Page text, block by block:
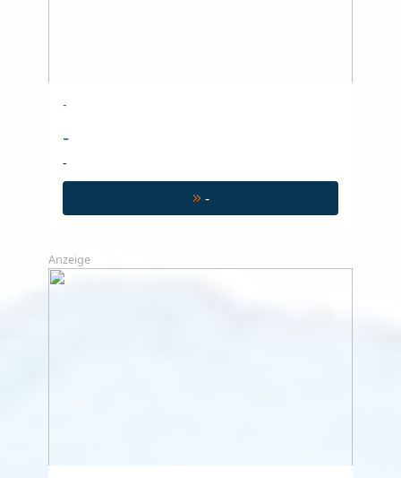
-
-
-
-
Anzeige